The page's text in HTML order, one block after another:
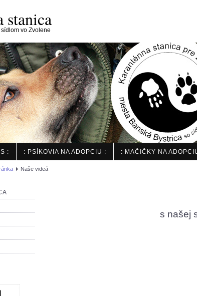
stanica
vo Zvolene
: : PSÍKOVIA NA ADOPCIU : : MAČIČKY NA
Naše videá
s našej